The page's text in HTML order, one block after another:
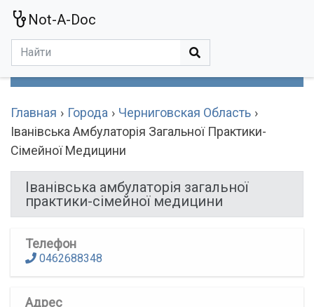
Not-A-Doc
Главная Города
Черниговская Область
Іванівська Амбулаторія Загальної Практики-
Сімейної Медицини
Іванівська амбулаторія загальної
практики-сімейної медицини
Телефон
0462688348
Адрес